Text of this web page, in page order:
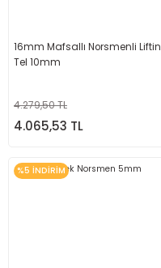
16mm Mafsallı Norsmenli Liftin
Tel 10mm
4.279,50 TL
4.065,53 TL
%5 İNDİRİM